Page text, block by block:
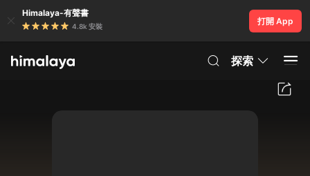
Himalaya-有聲書
4.8k 安裝
打開 App
探索